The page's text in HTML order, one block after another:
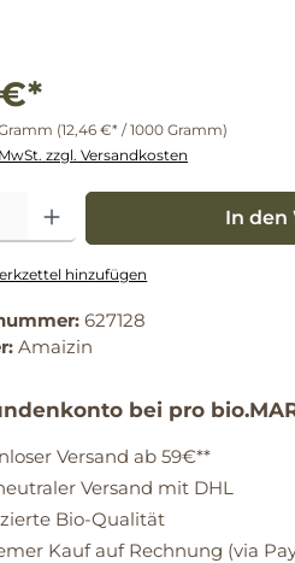
(12,46 €* / 1000 Gramm)
zzgl. Versandkosten
Gib den gewünschten Wert ein
In den
hinzufügen
627128
Amaizin
bei pro
Versand ab 59€**
Versand mit DHL
Bio-Qualität
Kauf auf Rechnung (via